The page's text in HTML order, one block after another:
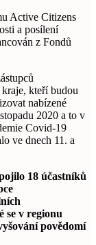
Active Citizens
a posílení
z Fondů
kteří budou
nabízené
2020 a to v
Covid-19
ve dnech 11. a
18 účastníků
se v regionu
povědomí